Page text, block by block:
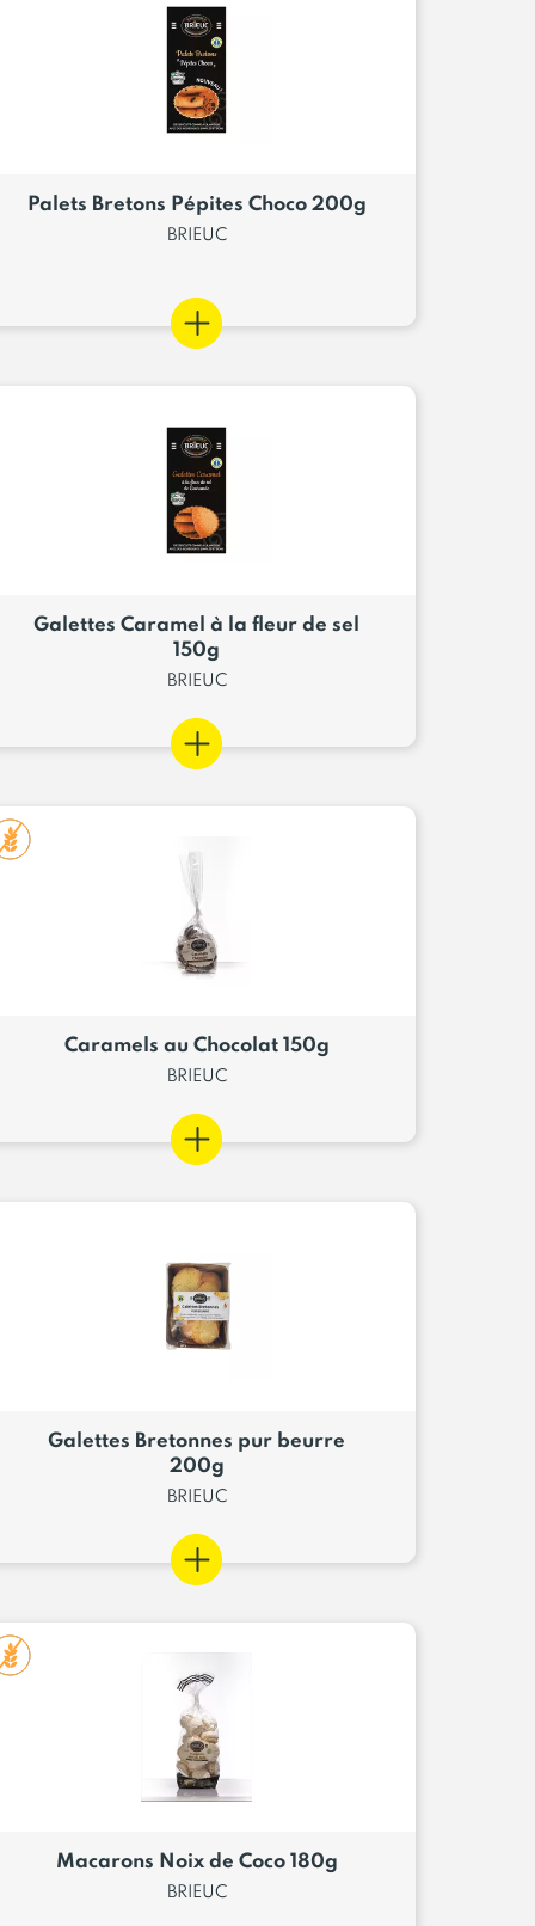
Palets Bretons Pépites Choco 200g
BRIEUC
Galettes Caramel à la fleur de sel
150g
BRIEUC
Caramels au Chocolat 150g
BRIEUC
Galettes Bretonnes pur beurre
200g
BRIEUC
Macarons Noix de Coco 180g
BRIEUC